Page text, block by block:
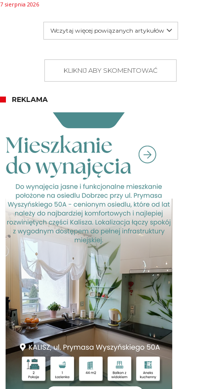
7 sierpnia 2026
Wczytaj więcej powiązanych artykułów
KLIKNIJ ABY SKOMENTOWAĆ
REKLAMA